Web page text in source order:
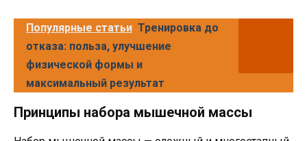
Популярные статьи Тренировка до
отказа: польза, улучшение
физической формы и
максимальный результат
Принципы набора мышечной массы